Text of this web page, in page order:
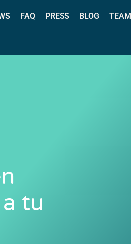
FAQ PRESS BLOG TEAM
tu